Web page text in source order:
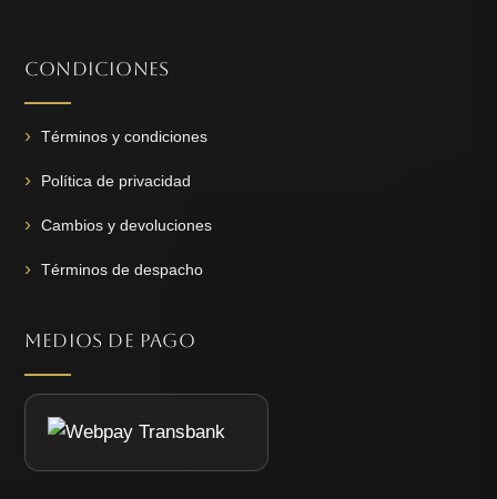
CONDICIONES
Términos y condiciones
Política de privacidad
Cambios y devoluciones
Términos de despacho
MEDIOS DE PAGO